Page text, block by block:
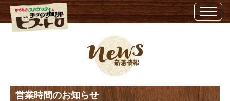
営業時間のお知らせ | 埼玉県越谷市のビストロ埼玉県越谷市のビストロ
営業時間のお知らせ